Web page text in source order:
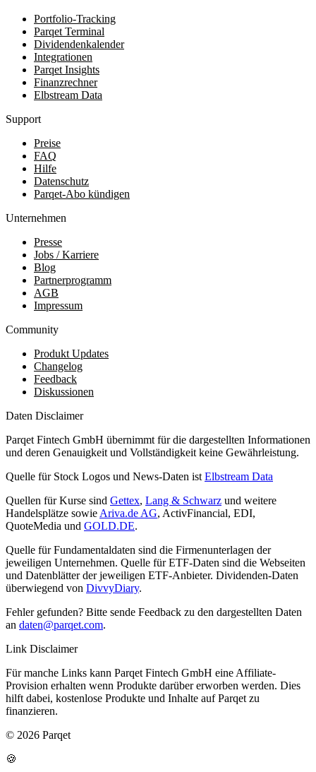
Portfolio-Tracking
Parqet Terminal
Dividendenkalender
Integrationen
Parqet Insights
Finanzrechner
Elbstream Data
Support
Preise
FAQ
Hilfe
Datenschutz
Parqet-Abo kündigen
Unternehmen
Presse
Jobs / Karriere
Blog
Partnerprogramm
AGB
Impressum
Community
Produkt Updates
Changelog
Feedback
Diskussionen
Daten Disclaimer
Parqet Fintech GmbH übernimmt für die dargestellten Informationen
und deren Genauigkeit und Vollständigkeit keine Gewährleistung.
Quelle für Stock Logos und News-Daten ist Elbstream Data
Quellen für Kurse sind Gettex, Lang & Schwarz und weitere
Handelsplätze sowie Ariva.de AG, ActivFinancial, EDI,
QuoteMedia und GOLD.DE.
Quelle für Fundamentaldaten sind die Firmenunterlagen der
jeweiligen Unternehmen. Quelle für ETF-Daten sind die Webseiten
und Datenblätter der jeweiligen ETF-Anbieter. Dividenden-Daten
überwiegend von DivvyDiary.
Fehler gefunden? Bitte sende Feedback zu den dargestellten Daten
an daten@parqet.com.
Link Disclaimer
Für manche Links kann Parqet Fintech GmbH eine Affiliate-
Provision erhalten wenn Produkte darüber erworben werden. Dies
hilft dabei, kostenlose Produkte und Inhalte auf Parqet zu
finanzieren.
© 2026 Parqet
🍪